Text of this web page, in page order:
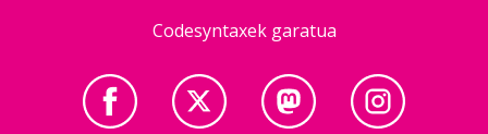
Codesyntaxek garatua